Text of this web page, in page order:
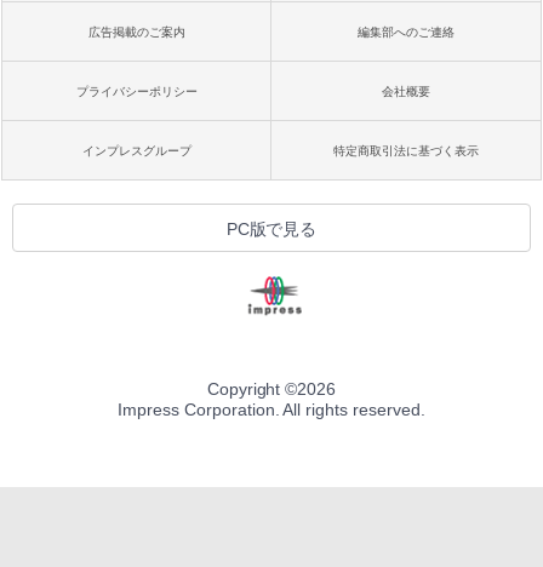
広告掲載のご案内 編集部へのご連絡
プライバシーポリシー 会社概要
インプレスグループ 特定商取引法に基づく表示
PC版で見る
Copyright ©2026
Impress Corporation. All rights reserved.